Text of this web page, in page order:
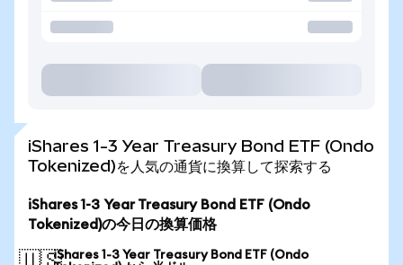
iShares 1-3 Year Treasury Bond ETF (Ondo
Tokenized)を人気の通貨に換算して探索する
iShares 1-3 Year Treasury Bond ETF (Ondo
Tokenized)の今日の換算価格
iShares 1-3 Year Treasury Bond ETF (Ondo